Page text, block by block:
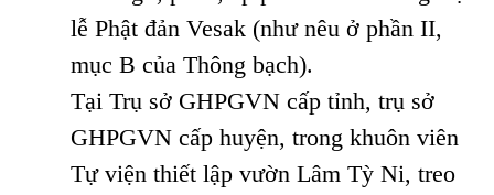
lễ Phật đản Vesak (như nêu ở phần II,
mục B của Thông bạch).
Tại Trụ sở GHPGVN cấp tỉnh, trụ sở
GHPGVN cấp huyện, trong khuôn viên
Tự viện thiết lập vườn Lâm Tỳ Ni, treo